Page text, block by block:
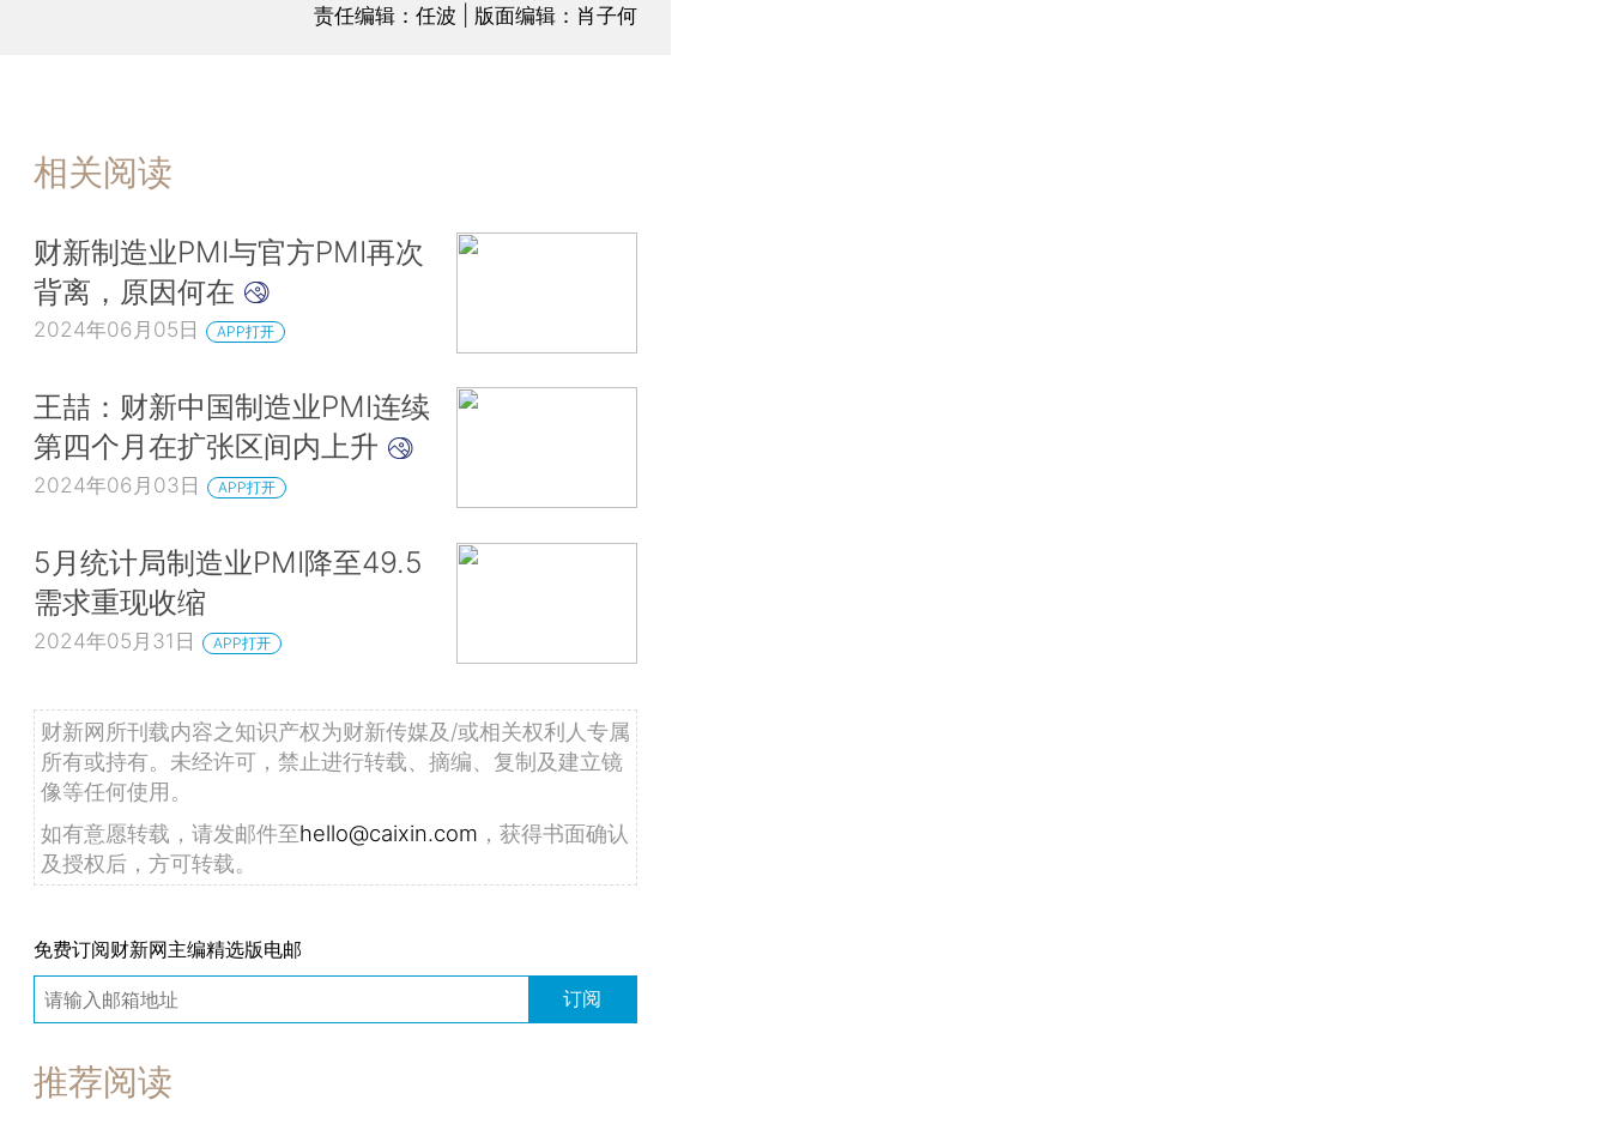
责任编辑：任波 | 版面编辑：肖子何
相关阅读
财新制造业PMI与官方PMI再次
背离，原因何在
2024年06月05日 APP打开
王喆：财新中国制造业PMI连续
第四个月在扩张区间内上升
2024年06月03日 APP打开
5月统计局制造业PMI降至49.5
需求重现收缩
2024年05月31日 APP打开
财新网所刊载内容之知识产权为财新传媒及/或相关权利人专属
所有或持有。未经许可，禁止进行转载、摘编、复制及建立镜
像等任何使用。
如有意愿转载，请发邮件至hello@caixin.com ，获得书面确认
及授权后，方可转载。
免费订阅财新网主编精选版电邮
订阅
推荐阅读